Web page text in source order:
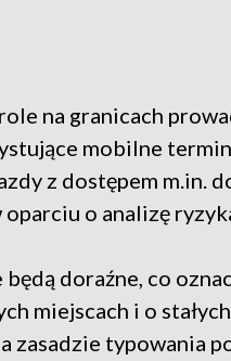
na granicach
mobilne
z dostępem m.in.
o analizę
będą doraźne, co
miejscach i o
zasadzie typowania